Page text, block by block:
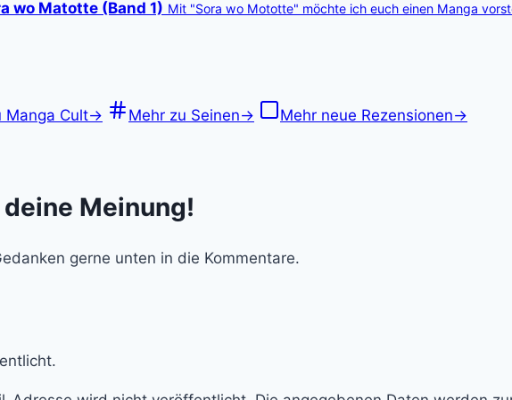
wo Matotte (Band 1) Mit "Sora wo Mototte" möchte ich euch einen Manga
Manga Cult→ Mehr zu Seinen→ Mehr neue Rezensionen→
Meinung!
gerne unten in die Kommentare.